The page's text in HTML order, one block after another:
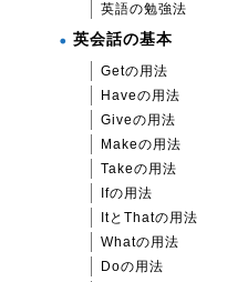
英語の勉強法
英会話の基本
Getの用法
Haveの用法
Giveの用法
Makeの用法
Takeの用法
Ifの用法
ItとThatの用法
Whatの用法
Doの用法